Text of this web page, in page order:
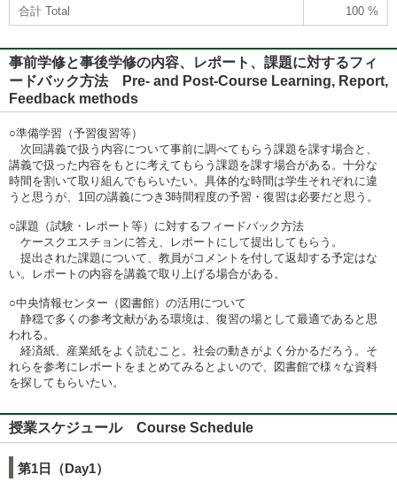
合計 Total 100 %
事前学修と事後学修の内容、レポート、課題に対するフィ
ードバック方法 Pre- and Post-Course Learning, Report,
Feedback methods
○準備学習（予習復習等）
次回講義で扱う内容について事前に調べてもらう課題を課す場合と、
講義で扱った内容をもとに考えてもらう課題を課す場合がある。十分な
時間を割いて取り組んでもらいたい。具体的な時間は学生それぞれに違
うと思うが、1回の講義につき3時間程度の予習・復習は必要だと思う。
○課題（試験・レポート等）に対するフィードバック方法
ケースクエスチョンに答え、レポートにして提出してもらう。
提出された課題について、教員がコメントを付して返却する予定はな
い。レポートの内容を講義で取り上げる場合がある。
○中央情報センター（図書館）の活用について
静穏で多くの参考文献がある環境は、復習の場として最適であると思
われる。
経済紙、産業紙をよく読むこと。社会の動きがよく分かるだろう。そ
れらを参考にレポートをまとめてみるとよいので、図書館で様々な資料
を探してもらいたい。
授業スケジュール Course Schedule
第1日（Day1）